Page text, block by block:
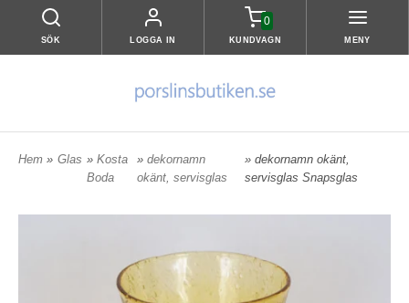
SÖK LOGGA IN
0
KUNDVAGN MENY
Hem » Glas » Kosta
Boda
»dekornamn
okänt, servisglas
» dekornamn okänt,
servisglas Snapsglas